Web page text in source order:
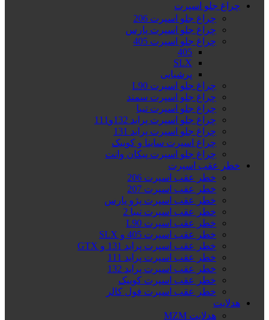
چراغ جلو اسپرت
چراغ جلو اسپرت 206
چراغ جلو اسپرت پارس
چراغ جلو اسپرت 405
405
SLX
پرشیایی
چراغ جلو اسپرت L90
چراغ جلو اسپرت سمند
چراغ جلو اسپرت تیبا
چراغ جلو اسپرت پراید 132و111
چراغ جلو اسپرت پراید 131
چراغ اسپرت ساینا و کوییک
چراغ جلو اسپرت پیکان وانت
خطر عقب اسپرت
خطر عقب اسپرت 206
خطر عقب اسپرت 207
خطر عقب اسپرت پژو پارس
خطر عقب اسپرت تیبا 2
خطر عقب اسپرت L90
خطر عقب اسپرت 405 و SLX
خطر عقب اسپرت پراید 131 و GTX
خطر عقب اسپرت پراید 111
خطر عقب اسپرت پراید 132
خطر عقب اسپرت کوییک
خطر عقب اسپرت فول کالر
هدلایت
هدلایت MZM